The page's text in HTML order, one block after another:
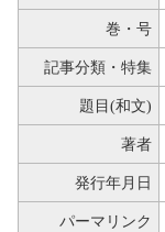
巻・号
記事分類・特集
題目(和文)
著者
発行年月日
パーマリンク